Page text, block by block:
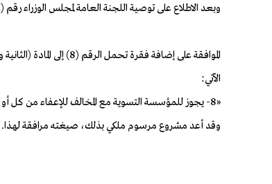
وبعد الاطلاع على توصية اللجنة العامة لمجلس الوزراء رقم (4501) وتاريخ 29 /4/ 1445هـ.
الآتي:
«8- يجوز للمؤسسة التسوية مع المخالف للإعفاء من كل أو بعض الغرامات المنصوص عليها بموجب هذه المادة».
وقد أعد مشروع مرسوم ملكي بذلك، صيغته مرافقة لهذا.